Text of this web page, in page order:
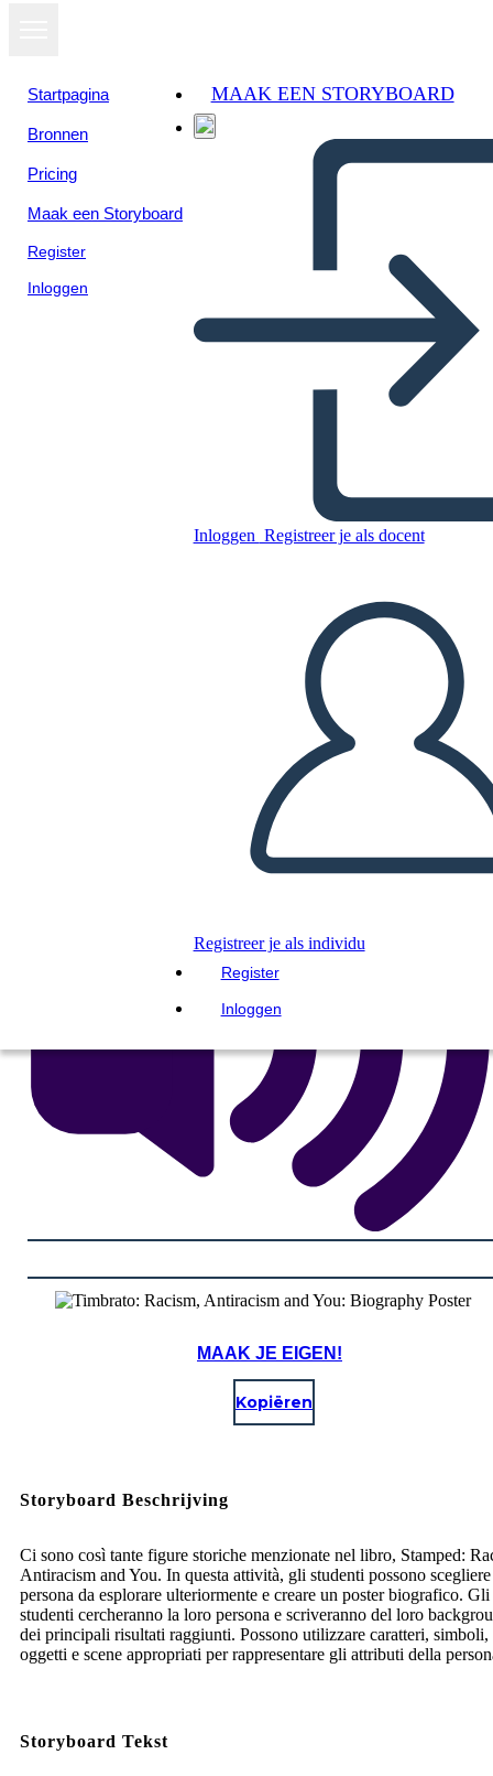
Startpagina
Bronnen
Pricing
Maak een Storyboard
Register
Inloggen
MAAK EEN STORYBOARD
Inloggen Registreer je als docent
Registreer je als individu
Register
Inloggen
Timbrato: Racism,
Antiracism and You:
Kopieer dit Storyboard
MAAK EEN STORYBOARD
DIAVOORSTELLING AFSPELEN
LEES MIJ VOOR
MAAK JE EIGEN!
Kopiëren
Storyboard Beschrijving
Ci sono così tante figure storiche menzionate nel libro, Stamped:
Antiracism and You. In questa attività, gli studenti possono
persona da esplorare ulteriormente e creare un poster biografico. Gli
studenti cercheranno la loro persona e scriveranno del loro
dei principali risultati raggiunti. Possono utilizzare caratteri, simboli,
oggetti e scene appropriati per rappresentare gli attributi della
Storyboard Tekst